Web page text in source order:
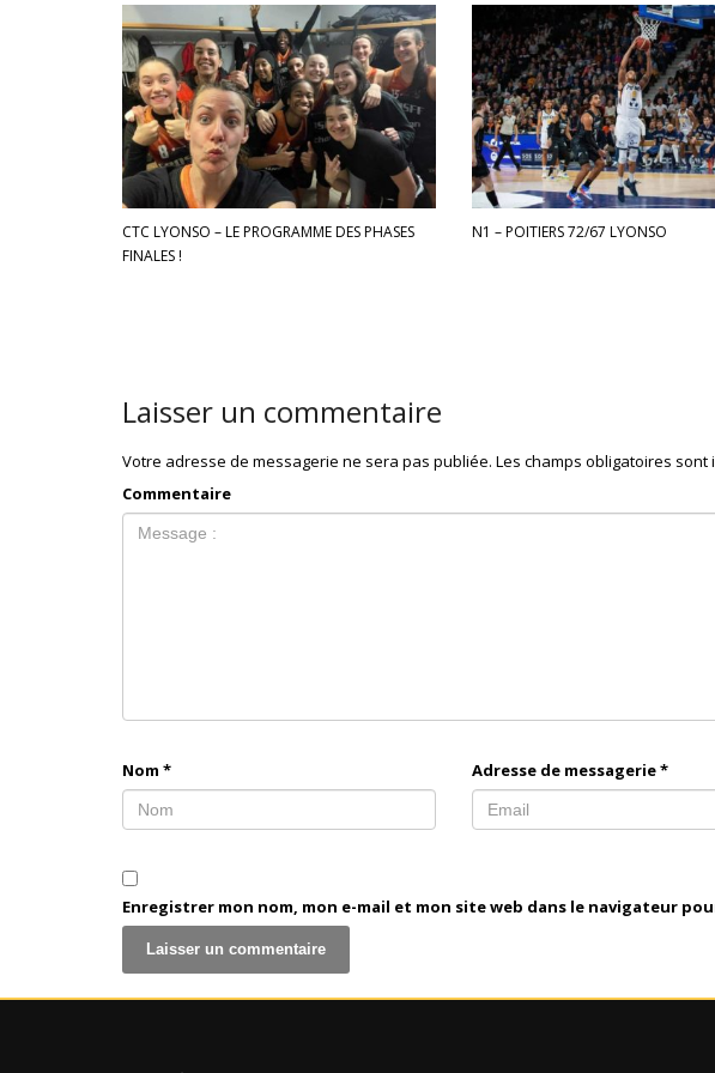
CTC LYONSO – LE PROGRAMME DES PHASES
FINALES !
N1 – POITIERS 72/67 LYONSO
Laisser un commentaire
Votre adresse de messagerie ne sera pas publiée. Les champs obligatoires sont
Commentaire
Nom * Adresse de messagerie*
Enregistrer mon nom, mon e-mail et mon site web dans le navigateur